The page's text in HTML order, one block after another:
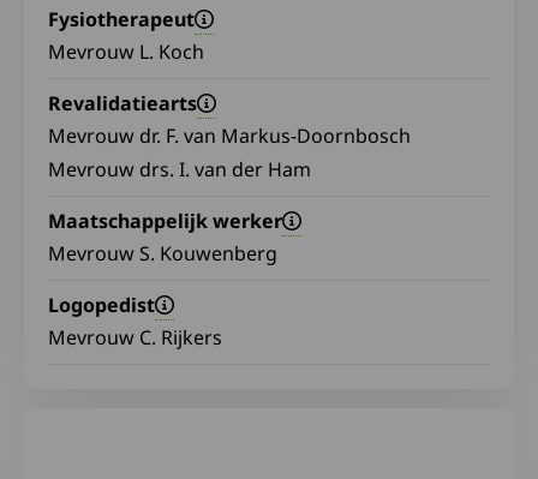
Fysiotherapeut
Mevrouw L. Koch
Revalidatiearts
Mevrouw dr. F. van Markus-Doornbosch
Mevrouw drs. I. van der Ham
Maatschappelijk werker
Mevrouw S. Kouwenberg
Logopedist
Mevrouw C. Rijkers